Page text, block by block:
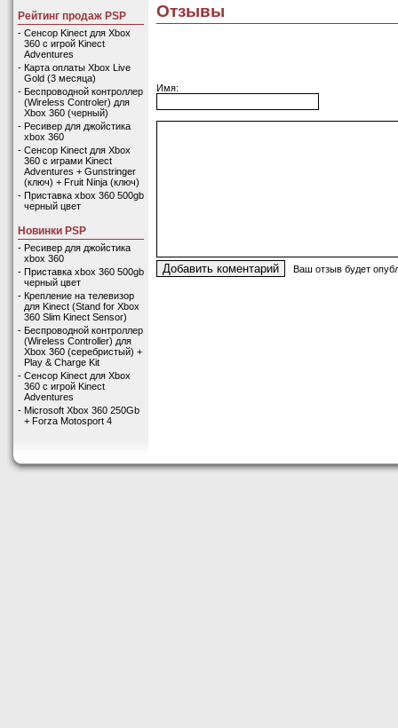
Рейтинг продаж PSP
- Сенсор Kinect для Xbox
360 с игрой Kinect
Adventures
- Карта оплаты Xbox Live
Gold (3 месяца)
- Беспроводной контроллер
(Wireless Controler) для
Xbox 360 (черный)
- Ресивер для джойстика
xbox 360
- Сенсор Kinect для Xbox
360 с играми Kinect
Adventures + Gunstringer
(ключ) + Fruit Ninja (ключ)
- Приставка xbox 360 500gb
черный цвет
Новинки PSP
- Ресивер для джойстика
xbox 360
- Приставка xbox 360 500gb
черный цвет
- Крепление на телевизор
для Kinect (Stand for Xbox
360 Slim Kinect Sensor)
- Беспроводной контроллер
(Wireless Controller) для
Xbox 360 (серебристый) +
Play & Charge Kit
- Сенсор Kinect для Xbox
360 с игрой Kinect
Adventures
- Microsoft Xbox 360 250Gb
+ Forza Motosport 4
Отзывы
Имя:
Ваш отзыв будет